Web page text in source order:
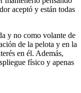
aceptó y están todas
y no como volante de
de la pelota y en la
en él. Además,
físico y apenas